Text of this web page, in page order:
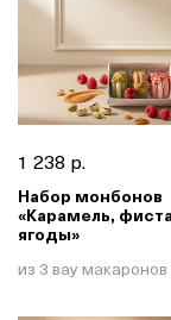
1 238 р.
Набор монбонов
«Карамель,
ягоды»
из 3 вау макаронов